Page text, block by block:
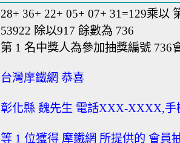
28+ 36+ 22+ 05+ 07+ 31=129乘以
53922 除以917 餘數為 736
第 1 名中獎人為參加抽獎編號 736
台灣摩鐵網 恭喜
彰化縣 魏先生 電話XXX-XXXX,
等 1 位獲得 摩鐵網 所提供的 會員